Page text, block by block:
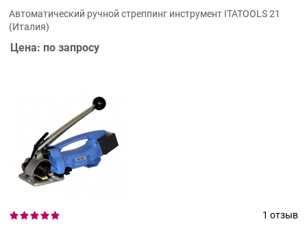
Автоматический ручной стреппинг инструмент ITATOOLS 21
(Италия)
Цена: по запросу
1 отзыв